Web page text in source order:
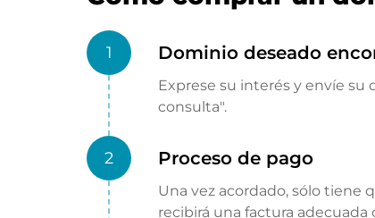
1 Dominio deseado
Exprese su interés y envíe
consulta".
2 Proceso de pago
Una vez acordado, sólo tiene
recibirá una factura